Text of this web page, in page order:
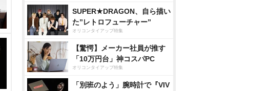
SUPER★DRAGON、自ら描い
た”レトロフューチャー”
オリコンタイアップ特集
【驚愕】メーカー社員が推す
「10万円台」神コスパPC
オリコンタイアップ特集
「別班のよう」腕時計で『VIV